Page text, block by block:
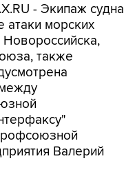
- Экипаж судна
атаки морских
также
Валерий